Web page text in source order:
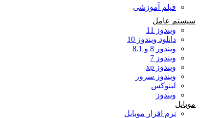
فیلم آموزشی
سیستم عامل
ویندوز 11
دانلود ویندوز 10
ویندوز 8 و 8.1
ویندوز 7
ویندوز xp
ویندوز سرور
لینوکس
ویندوز
موبایل
نرم افزار موبایل